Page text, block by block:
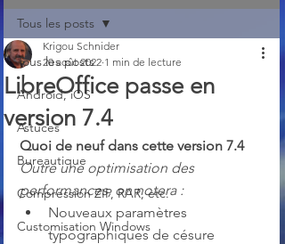
Tous les posts
Android, iOS
Astuces
Bureautique
Compression ZIP, RAR, etc.
Customisation Windows
Tous les posts
LibreOffice passe en
version 7.4
Krigou Schnider
20 août 2022 1 min de lecture
Quoi de neuf dans cette version 7.4
Outre une optimisation des
performances, on notera :
Nouveaux paramètres
typographiques de césure